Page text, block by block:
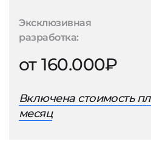
Эксклюзивная
разработка:
от 160.000₽
Включена стоимость
месяц